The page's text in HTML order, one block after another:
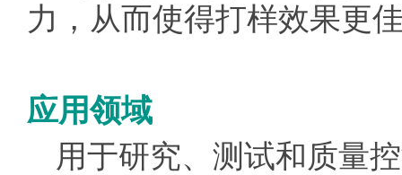
力，从而使得打样效果
应用领域
用于研究、测试和质量